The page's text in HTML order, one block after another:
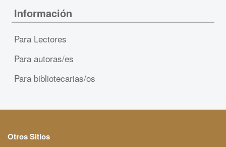
Información
Para Lectores
Para autoras/es
Para bibliotecarias/os
Otros Sitios